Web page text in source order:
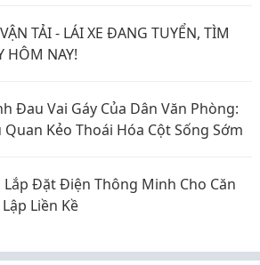
TẢI - LÁI XE ĐANG TUYỂN, TÌM
HÔM NAY!
Đau Vai Gáy Của Dân Văn Phòng:
Kẻo Thoái Hóa Cột Sống Sớm
Đặt Điện Thông Minh Cho Căn
Liền Kề